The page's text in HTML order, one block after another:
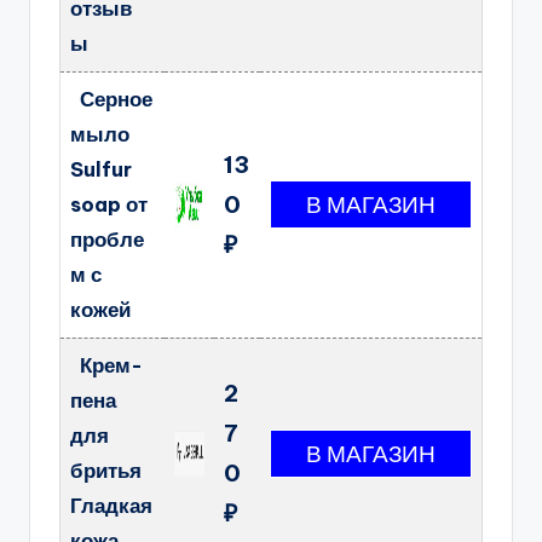
отзыв
ы
Серное
мыло
Sulfur
soap от
пробле
м с
кожей
13
0
₽
Крем-
пена
для
бритья
Гладкая
2
7
0
₽